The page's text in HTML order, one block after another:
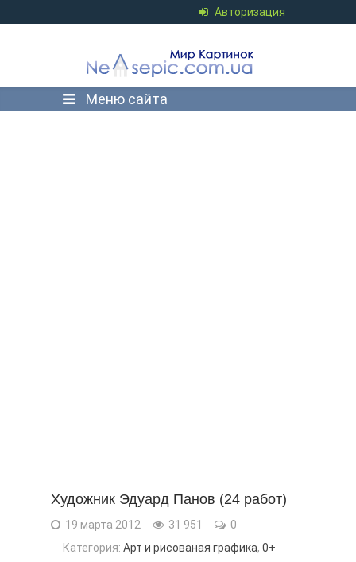
Авторизация
Меню сайта
Художник Эдуард Панов (24 работ)
19 марта 2012 31 951
0
Категория: Арт и рисованая графика, 0+